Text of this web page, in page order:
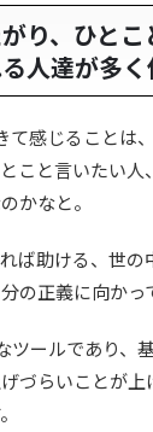
り、ひとこ
人達が多
て感じることは
こと言いたい人
かなと。
ば助ける、世
の正義に向かっ
ールであり、
づらいことが